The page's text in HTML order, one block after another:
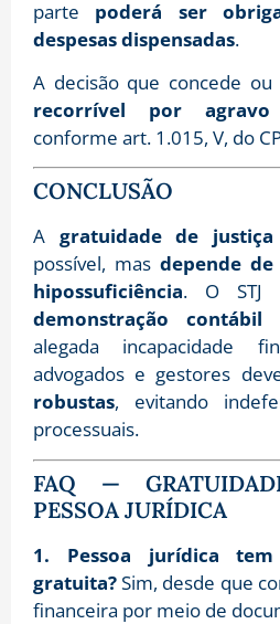
parte poderá ser
despesas dispensadas.
A decisão que concede
recorrível por
conforme art. 1.015, V, do
CONCLUSÃO
A gratuidade de
possível, mas depende
hipossuficiência. O STJ
demonstração contábil
alegada incapacidade
advogados e gestores
robustas, evitando
processuais.
FAQ —
PESSOA JURÍDICA
1. Pessoa jurídica
gratuita?Sim, desde que
financeira por meio de